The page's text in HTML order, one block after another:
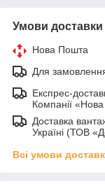
Умови доставки
Нова Пошта
Для
Експрес-
Компанії
Доставка
Україні (ТОВ
Всі умови